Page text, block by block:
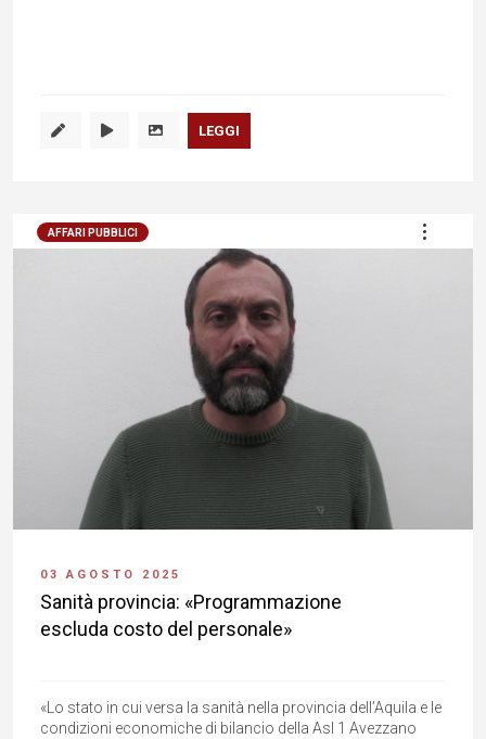
LEGGI
AFFARI PUBBLICI
03 AGOSTO 2025
Sanità provincia: «Programmazione
escluda costo del personale»
«Lo stato in cui versa la sanità nella provincia dell’Aquila e le
condizioni economiche di bilancio della Asl 1 Avezzano